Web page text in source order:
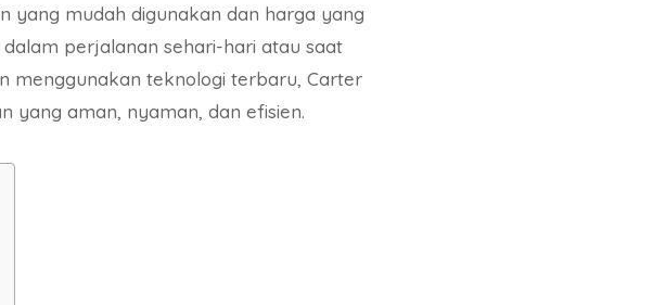
yang mudah digunakan dan harga yang
perjalanan sehari-hari atau saat
menggunakan teknologi terbaru, Carter
aman, nyaman, dan efisien.